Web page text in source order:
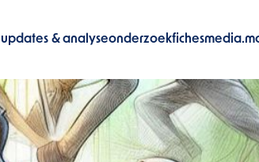
updates & analyseonderzoekfiches